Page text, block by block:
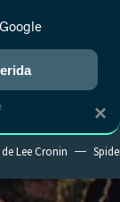
RANKINGS CINE
Lee Cronin
×